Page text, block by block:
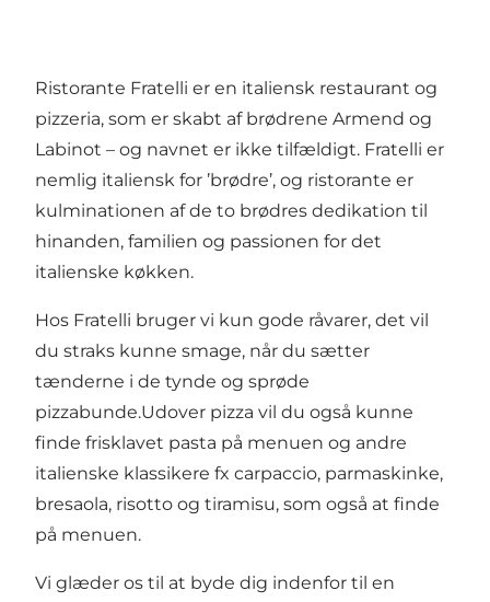
Ristorante Fratelli er en italiensk restaurant og
pizzeria, som er skabt af brødrene Armend og
Labinot – og navnet er ikke tilfældigt. Fratelli er
nemlig italiensk for ’brødre’, og ristorante er
kulminationen af de to brødres dedikation til
hinanden, familien og passionen for det
italienske køkken.
Hos Fratelli bruger vi kun gode råvarer, det vil
du straks kunne smage, når du sætter
tænderne i de tynde og sprøde
pizzabunde.Udover pizza vil du også kunne
finde frisklavet pasta på menuen og andre
italienske klassikere fx carpaccio, parmaskinke,
bresaola, risotto og tiramisu, som også at finde
på menuen.
Vi glæder os til at byde dig indenfor til en